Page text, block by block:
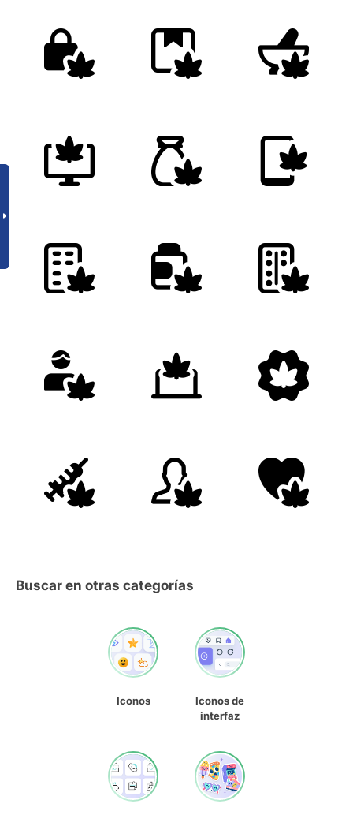
Buscar en otras categorías
Iconos
Iconos de
interfaz